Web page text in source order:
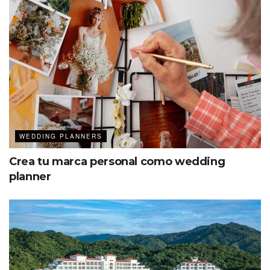
el lanzamiento de colecciones anuales, pero esta es la
primera vez que incluye a villanos, aunque los distingue el
color negro, que está en tendencia, el blanco también es
una opción en todos los vestidos.
La colección 2024 también incluye vestidos para las
princesas Ariel, Aurora, Bella, Cenicienta, Jasmine,
Pocahontas, Rapunzel, Tiana y por supuesto,
Blancanieves.
Vestido de novia «Aurora»
Vestido de novia
Vestido de novia
«Pocahontas»
Vestido de novia «Tiana»
WEDDING PLANNERS
Crea tu marca personal como wedding
planner